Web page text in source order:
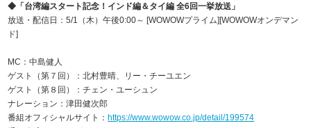
◆「台湾編スタート記念！インド編＆タイ編 全6回一挙放送」
放送・配信日：5/1（木）午後0:00～ [WOWOWプライム][WOWOWオンデマン
ド]
MC：中島健人
ゲスト（第７回）：北村豊晴、リー・チーユエン
ゲスト（第８回）：チェン・ユーシュン
ナレーション：津⽥健次郎
番組オフィシャルサイト：https://www.wowow.co.jp/detail/199574